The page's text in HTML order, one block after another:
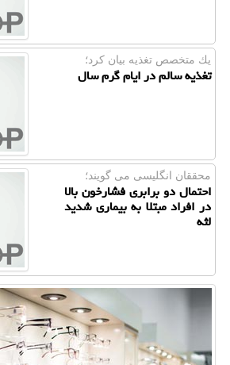
یك متخصص تغذیه بیان كرد؛
تغذیه سالم در ایام گرم سال
محققان انگلیسی می گویند؛
احتمال دو برابری فشارخون بالا
در افراد مبتلا به بیماری شدید
لثه